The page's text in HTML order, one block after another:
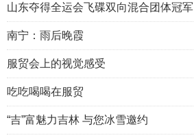
山东夺得全运会飞碟双向混合团体冠军
南宁：雨后晚霞
服贸会上的视觉感受
吃吃喝喝在服贸
“吉”富魅力吉林 与您冰雪邀约